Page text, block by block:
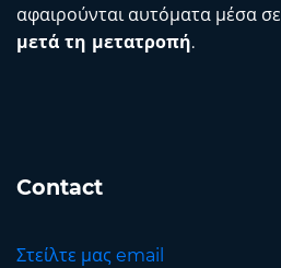
αφαιρούνται αυτόματα μέσα σε
μετά τη μετατροπή.
Contact
Στείλτε μας email